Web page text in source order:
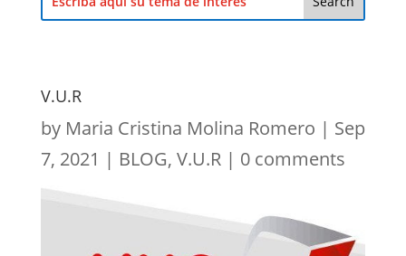
V.U.R
by Maria Cristina Molina Romero | Sep
7, 2021 | BLOG, V.U.R| 0 comments